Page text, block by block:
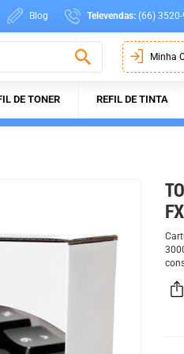
Blog Televendas: (66)
Minha
DE TONER REFIL DE TINTA